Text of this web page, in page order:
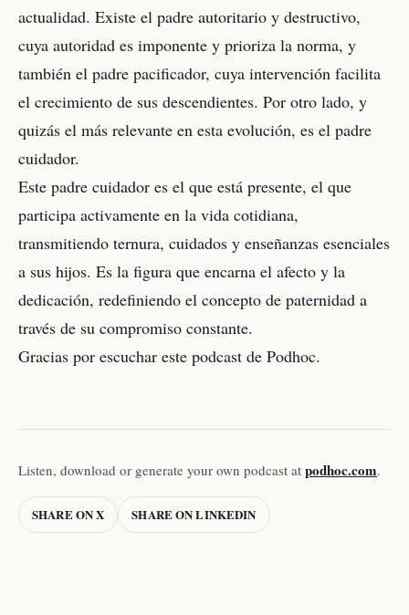
actualidad. Existe el padre autoritario y destructivo,
cuya autoridad es imponente y prioriza la norma, y
también el padre pacificador, cuya intervención facilita
el crecimiento de sus descendientes. Por otro lado, y
quizás el más relevante en esta evolución, es el padre
cuidador.
Este padre cuidador es el que está presente, el que
participa activamente en la vida cotidiana,
transmitiendo ternura, cuidados y enseñanzas esenciales
a sus hijos. Es la figura que encarna el afecto y la
dedicación, redefiniendo el concepto de paternidad a
través de su compromiso constante.
Gracias por escuchar este podcast de Podhoc.
Listen, download or generate your own podcast at podhoc.com.
SHARE ON X SHARE ON LINKEDIN